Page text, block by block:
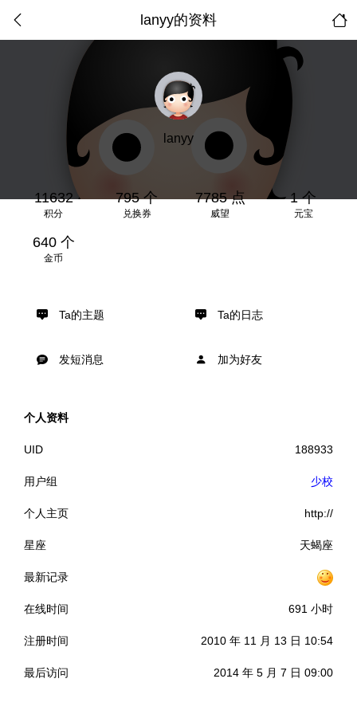
lanyy的资料
lanyy
11632
积分
795 个
兑换券
7785 点
威望
1 个
元宝
640 个
金币
Ta的主题 Ta的日志
发短消息 加为好友
个人资料
UID 188933
用户组 少校
个人主页 http://
星座 天蝎座
最新记录
在线时间 691 小时
注册时间 2010 年 11 月 13 日 10:54
最后访问 2014 年 5 月 7 日 09:00